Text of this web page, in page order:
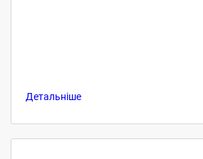
Детальніше